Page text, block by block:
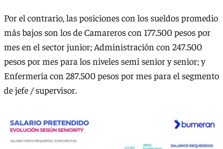
Por el contrario, las posiciones con los sueldos promedio
más bajos son los de Camareros con 177.500 pesos por
mes en el sector junior; Administración con 247.500
pesos por mes para los niveles semi senior y senior; y
Enfermería con 287.500 pesos por mes para el segmento
de jefe / supervisor.